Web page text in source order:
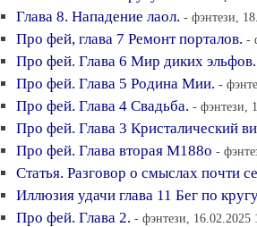
Глава 8. Нападение лаол. - фэнтези,
Про фей, глава 7 Ремонт порталов. -
Про фей. Глава 6 Мир диких эльфов.
Про фей. Глава 5 Родина Мии. -
Про фей. Глава 4 Свадьба. - фэнтези,
Про фей. Глава 3 Кристалический
Про фей. Глава вторая М188о -
Статья. Разговор о смыслах почти
Иллюзия удачи глава 11 Бег по
Про фей. Глава 2. - фэнтези, 16.02.2025